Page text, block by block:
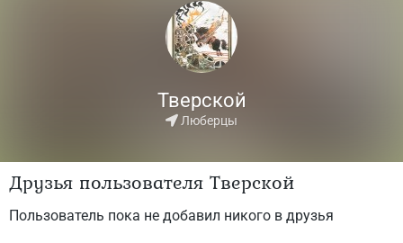
Тверской
Люберцы
Друзья пользователя Тверской
Пользователь пока не добавил никого в друзья